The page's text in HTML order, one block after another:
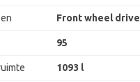
Front wheel drive
95
1093 l